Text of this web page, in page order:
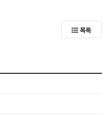
목록